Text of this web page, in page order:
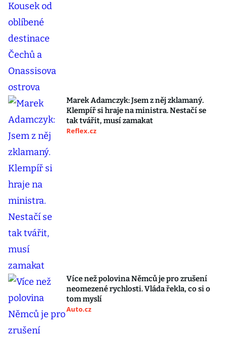
Marek Adamczyk: Jsem z něj zklamaný.
Klempíř si hraje na ministra. Nestačí se
tak tvářit, musí zamakat
Reflex.cz
Více než polovina Němců je pro zrušení
neomezené rychlosti. Vláda řekla, co si o
tom myslí
Auto.cz